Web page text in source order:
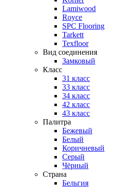
Lamiwood
Royce
SPC Flooring
Tarkett
Texfloor
Вид соединения
Замковый
Класс
31 класс
33 класс
34 класс
42 класс
43 класс
Палитра
Бежевый
Белый
Коричневый
Серый
Чёрный
Страна
Бельгия